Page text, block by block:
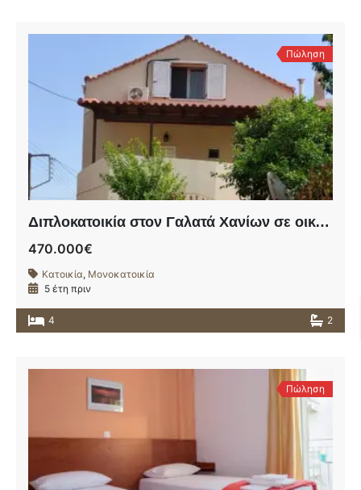
Πώληση
Διπλοκατοικία στον Γαλατά Χανίων σε οικόπεδο 249,73τ.μ
470.000€
Κατοικία, Μονοκατοικία
5 έτη πριν
4 2
Πώληση